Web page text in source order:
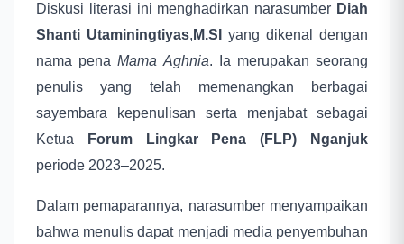
Diskusi literasi ini menghadirkan narasumber Diah
Shanti Utaminingtiyas, M.SI
yang dikenal dengan
nama penaMama Aghnia. Ia merupakan seorang
penulis yang telah memenangkan berbagai
sayembara kepenulisan serta menjabat sebagai
Ketua
Forum Lingkar Pena (FLP) Nganjuk
periode 2023–2025.
Dalam pemaparannya, narasumber menyampaikan
bahwa menulis dapat menjadi media penyembuhan